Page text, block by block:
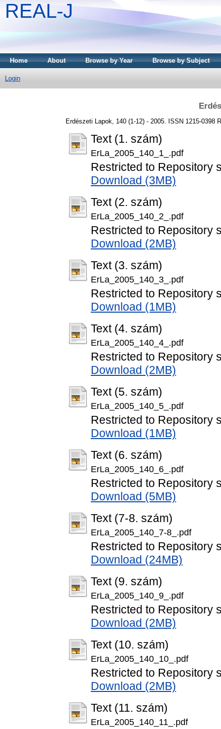
REAL-J
Home About Browse by Year Browse by Subject
Login
Erdészeti Lapok, 140 (1-12) - 2005. ISSN 1215-0398
Text (1. szám)
ErLa_2005_140_1_.pdf
Restricted to Repository
Download (3MB)
Text (2. szám)
ErLa_2005_140_2_.pdf
Restricted to Repository
Download (2MB)
Text (3. szám)
ErLa_2005_140_3_.pdf
Restricted to Repository
Download (1MB)
Text (4. szám)
ErLa_2005_140_4_.pdf
Restricted to Repository
Download (2MB)
Text (5. szám)
ErLa_2005_140_5_.pdf
Restricted to Repository
Download (1MB)
Text (6. szám)
ErLa_2005_140_6_.pdf
Restricted to Repository
Download (5MB)
Text (7-8. szám)
ErLa_2005_140_7-8_.pdf
Restricted to Repository
Download (24MB)
Text (9. szám)
ErLa_2005_140_9_.pdf
Restricted to Repository
Download (2MB)
Text (10. szám)
ErLa_2005_140_10_.pdf
Restricted to Repository
Download (2MB)
Text (11. szám)
ErLa_2005_140_11_.pdf